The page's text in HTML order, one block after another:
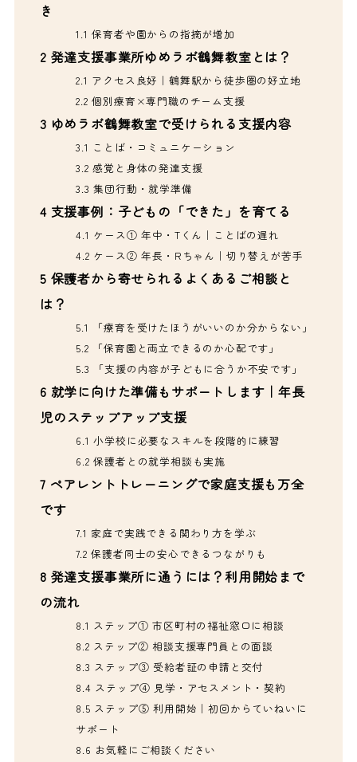
き
1.1 保育者や園からの指摘が増加
2 発達支援事業所ゆめラボ鶴舞教室とは？
2.1 アクセス良好｜鶴舞駅から徒歩圏の好立地
2.2 個別療育×専門職のチーム支援
3 ゆめラボ鶴舞教室で受けられる支援内容
3.1 ことば・コミュニケーション
3.2 感覚と身体の発達支援
3.3 集団行動・就学準備
4支援事例：子どもの「できた」を育てる
4.1 ケース① 年中・Tくん｜ことばの遅れ
4.2 ケース② 年長・Rちゃん｜切り替えが苦手
5 保護者から寄せられるよくあるご相談と
は？
5.1
「療育を受けたほうがいいのか分からない」
5.2 「保育園と両立できるのか心配です」
5.3 「支援の内容が子どもに合うか不安です」
6 就学に向けた準備もサポートします｜年長
児のステップアップ支援
6.1 小学校に必要なスキルを段階的に練習
6.2 保護者との就学相談も実施
7 ペアレントトレーニングで家庭支援も万全
です
7.1 家庭で実践できる関わり方を学ぶ
7.2 保護者同士の安心できるつながりも
8 発達支援事業所に通うには？利用開始まで
の流れ
8.1 ステップ① 市区町村の福祉窓口に相談
8.2 ステップ② 相談支援専門員との面談
8.3 ステップ③ 受給者証の申請と交付
8.4 ステップ④ 見学・アセスメント・契約
8.5 ステップ⑤ 利用開始｜初回からていねいに
サポート
8.6 お気軽にご相談ください